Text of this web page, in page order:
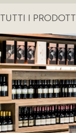
TUTTI I PRODOTTI